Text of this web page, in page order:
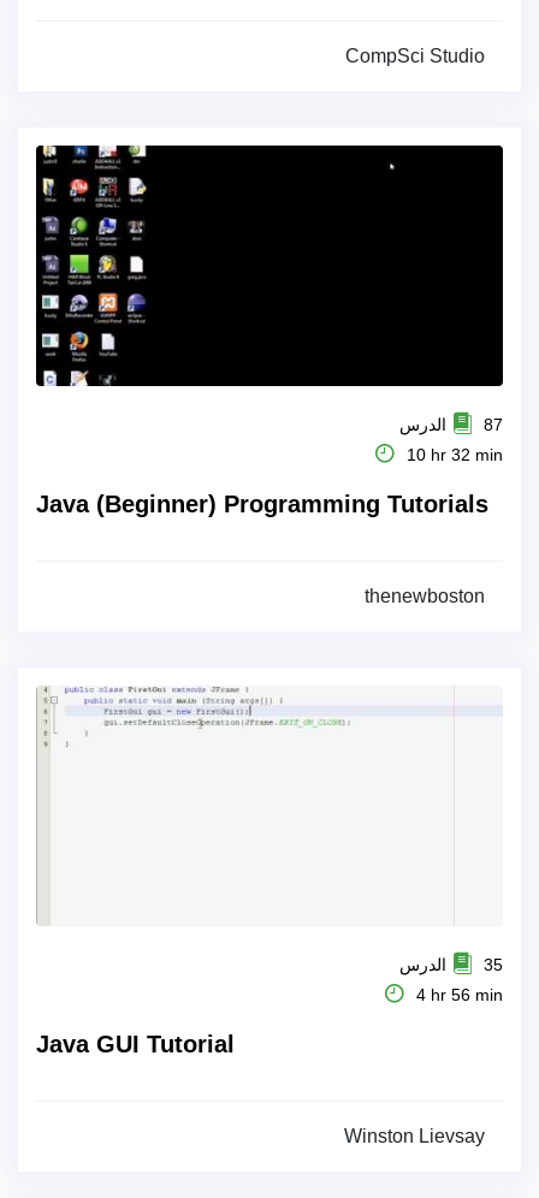
CompSci Studio
87 الدرس
10 hr 32 min
Java (Beginner) Programming Tutorials
thenewboston
35 الدرس
4 hr 56 min
Java GUI Tutorial
Winston Lievsay